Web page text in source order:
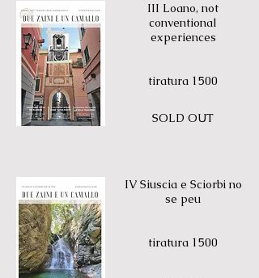
III Loano, not
conventional
experiences
tiratura 1500
SOLD OUT
IV Siuscia e Sciorbi no
se peu
tiratura 1500